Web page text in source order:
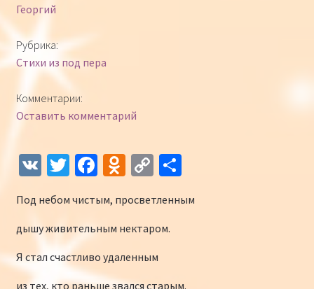
Детская философия
Конкурсы
Интернет-конкурс чтецов «Созвучие 2018»
Наши участники и победители
Наши участники 2017
Страничка победителей 2017
Георгий
Рубрика:
Стихи из под пера
Комментарии:
Оставить комментарий
V T
tt
er
Fa
b
o
o
k
O
n
o
kl
as
C
p
y
Li
n
О
п
в
Под небом чистым, просветленным
дышу живительным нектаром.
Я стал счастливо удаленным
из тех, кто раньше звался старым.